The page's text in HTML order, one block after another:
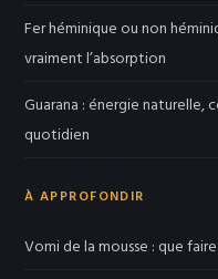
Fer héminique ou non
vraiment l’absorption
Guarana : énergie
quotidien
À APPROFONDIR
Vomi de la mousse : que